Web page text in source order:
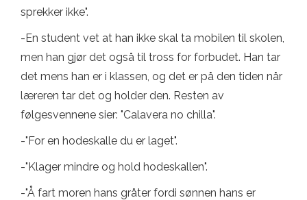
sprekker ikke".
-En student vet at han ikke skal ta mobilen til skolen,
men han gjør det også til tross for forbudet. Han tar
det mens han er i klassen, og det er på den tiden når
læreren tar det og holder den. Resten av
følgesvennene sier: "Calavera no chilla".
-"For en hodeskalle du er laget".
-"Klager mindre og hold hodeskallen".
-"Å fart moren hans gråter fordi sønnen hans er